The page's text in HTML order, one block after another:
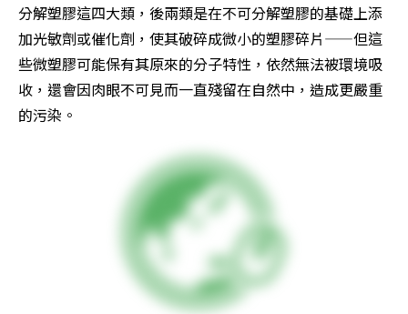
分解塑膠這四大類，後兩類是在不可分解塑膠的基礎上添
加光敏劑或催化劑，使其破碎成微小的塑膠碎片——但這
些微塑膠可能保有其原來的分子特性，依然無法被環境吸
收，還會因肉眼不可見而一直殘留在自然中，造成更嚴重
的污染。